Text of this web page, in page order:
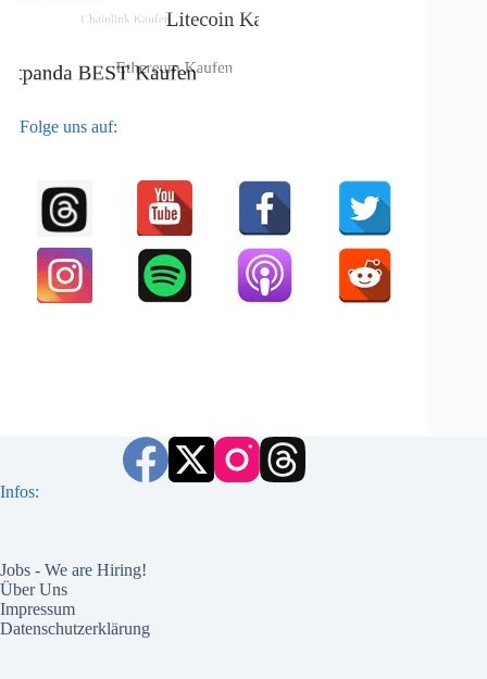
Folge uns auf:
Infos:
Jobs - We are Hiring!
Über Uns
Impressum
Datenschutzerklärung